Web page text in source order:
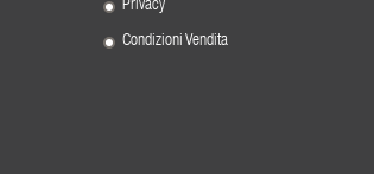
Privacy
Condizioni Vendita